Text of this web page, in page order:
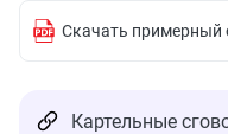
Скачать примерный
Картельные